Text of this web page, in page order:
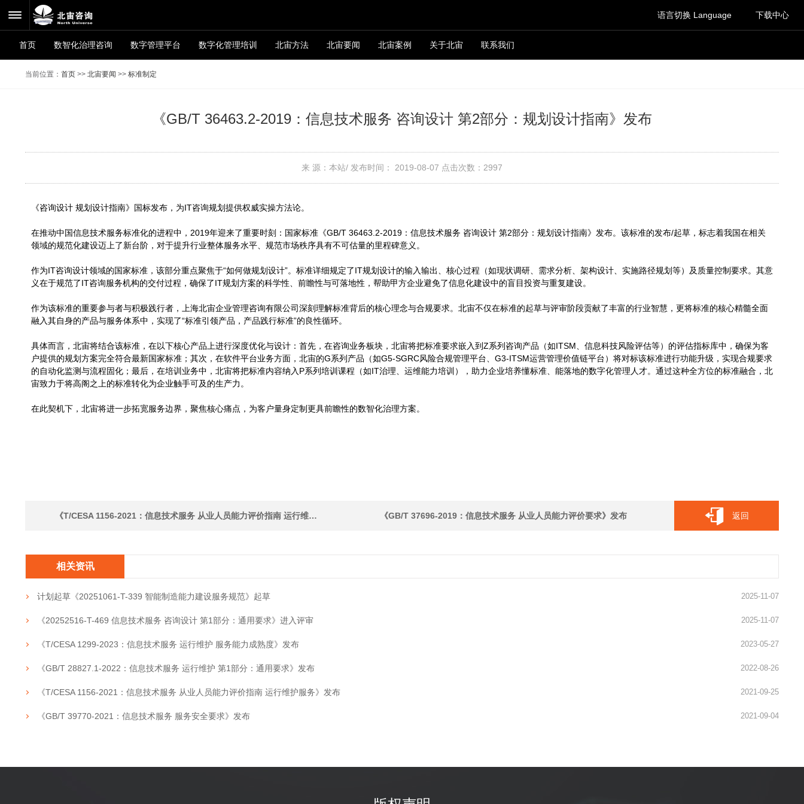
语言切换 Language 下载中心
首页 数智化治理咨询 数字管理平台 数字化管理培训 北宙方法 北宙要闻 北宙案例 关于北宙 联系我们
当前位置： 首页 >> 北宙要闻 >> 标准制定
《GB/T 36463.2-2019：信息技术服务 咨询设计 第2部分：规划设计指南》发布
来 源：本站/ 发布时间： 2019-08-07 点击次数： 2997
《咨询设计 规划设计指南》国标发布，为IT咨询规划提供权威实操方法论。
在推动中国信息技术服务标准化的进程中，2019年迎来了重要时刻：国家标准《GB/T 36463.2-2019：信息技术服务 咨询设计 第2部分：规划设计指南》发布。该标准的发布/起草，标志着我国在相关
领域的规范化建设迈上了新台阶，对于提升行业整体服务水平、规范市场秩序具有不可估量的里程碑意义。
作为IT咨询设计领域的国家标准，该部分重点聚焦于“如何做规划设计”。标准详细规定了IT规划设计的输入输出、核心过程（如现状调研、需求分析、架构设计、实施路径规划等）及质量控制要求。其意
义在于规范了IT咨询服务机构的交付过程，确保了IT规划方案的科学性、前瞻性与可落地性，帮助甲方企业避免了信息化建设中的盲目投资与重复建设。
作为该标准的重要参与者与积极践行者，上海北宙企业管理咨询有限公司深刻理解标准背后的核心理念与合规要求。北宙不仅在标准的起草与评审阶段贡献了丰富的行业智慧，更将标准的核心精髓全面
融入其自身的产品与服务体系中，实现了“标准引领产品，产品践行标准”的良性循环。
具体而言，北宙将结合该标准，在以下核心产品上进行深度优化与设计：首先，在咨询业务板块，北宙将把标准要求嵌入到Z系列咨询产品（如ITSM、信息科技风险评估等）的评估指标库中，确保为客
户提供的规划方案完全符合最新国家标准；其次，在软件平台业务方面，北宙的G系列产品（如G5-SGRC风险合规管理平台、G3-ITSM运营管理价值链平台）将对标该标准进行功能升级，实现合规要求
的自动化监测与流程固化；最后，在培训业务中，北宙将把标准内容纳入P系列培训课程（如IT治理、运维能力培训），助力企业培养懂标准、能落地的数字化管理人才。通过这种全方位的标准融合，北
宙致力于将高阁之上的标准转化为企业触手可及的生产力。
在此契机下，北宙将进一步拓宽服务边界，聚焦核心痛点，为客户量身定制更具前瞻性的数智化治理方案。
《T/CESA 1156-2021：信息技术服务 从业人员能力评价指南 运行维护服务》发布 《GB/T 37696-2019：信息技术服务 从业人员能力评价要求》发布 返回
相关资讯
计划起草《20251061-T-339 智能制造能力建设服务规范》起草 2025-11-07
《20252516-T-469 信息技术服务 咨询设计 第1部分：通用要求》进入评审 2025-11-07
《T/CESA 1299-2023：信息技术服务 运行维护 服务能力成熟度》发布 2023-05-27
《GB/T 28827.1-2022：信息技术服务 运行维护 第1部分：通用要求》发布 2022-08-26
《T/CESA 1156-2021：信息技术服务 从业人员能力评价指南 运行维护服务》发布 2021-09-25
《GB/T 39770-2021：信息技术服务 服务安全要求》发布 2021-09-04